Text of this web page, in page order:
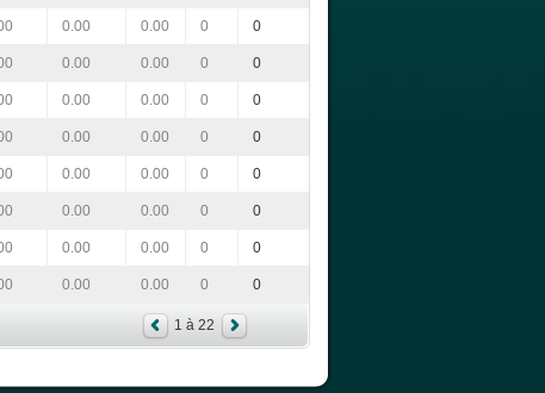
0.00 0.00 0 0
0.00 0.00 0 0
0.00 0.00 0 0
0.00 0.00 0 0
0.00 0.00 0 0
0.00 0.00 0 0
0.00 0.00 0 0
0.00 0.00 0 0
1 à 22